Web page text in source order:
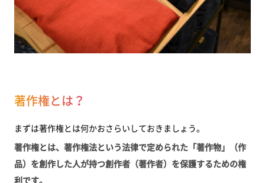
著作権とは？
まずは著作権とは何かおさらいしておきましょう。
著作権とは、著作権法という法律で定められた「著作物」（作
品）を創作した人が持つ創作者（著作者）を保護するための権
利です。